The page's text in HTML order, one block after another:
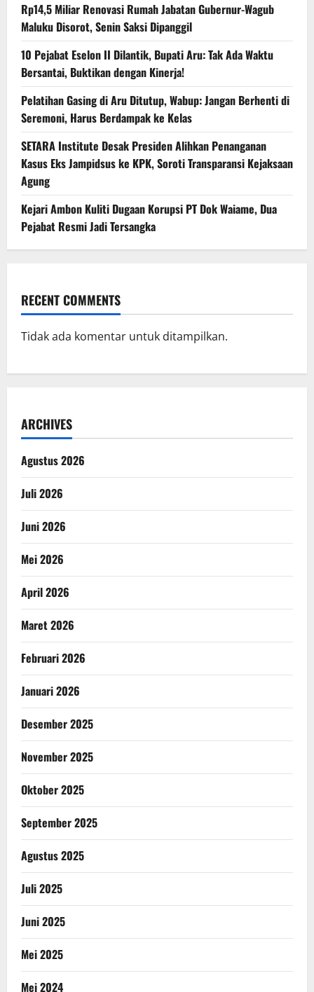
Rp14,5 Miliar Renovasi Rumah Jabatan Gubernur-Wagub
Maluku Disorot, Senin Saksi Dipanggil
10 Pejabat Eselon II Dilantik, Bupati Aru: Tak Ada Waktu
Bersantai, Buktikan dengan Kinerja!
Pelatihan Gasing di Aru Ditutup, Wabup: Jangan Berhenti di
Seremoni, Harus Berdampak ke Kelas
SETARA Institute Desak Presiden Alihkan Penanganan
Kasus Eks Jampidsus ke KPK, Soroti Transparansi Kejaksaan
Agung
Kejari Ambon Kuliti Dugaan Korupsi PT Dok Waiame, Dua
Pejabat Resmi Jadi Tersangka
RECENT COMMENTS
Tidak ada komentar untuk ditampilkan.
ARCHIVES
Agustus 2026
Juli 2026
Juni 2026
Mei 2026
April 2026
Maret 2026
Februari 2026
Januari 2026
Desember 2025
November 2025
Oktober 2025
September 2025
Agustus 2025
Juli 2025
Juni 2025
Mei 2025
Mei 2024